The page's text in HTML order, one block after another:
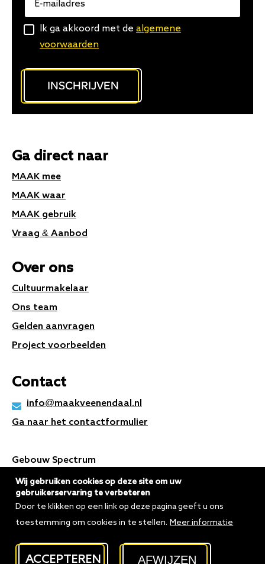
Algemene
voorwaarden
Ik ga akkoord met de algemene
voorwaarden
INSCHRIJVEN
Ga direct naar
MAAK mee
MAAK waar
MAAK gebruik
Vraag & Aanbod
Over ons
Cultuurmakelaar
Ons team
Gelden aanvragen
Project voorbeelden
Contact
info@maakveenendaal.nl
Ga naar het contactformulier
Gebouw Spectrum
Kees Stipplein 72
3901 TP Veenendaal
Copyright
Privacyverklaring
Cookie voorkeuren aanpassen
Gebouwd door
Wij gebruiken cookies op deze site om uw
gebruikerservaring te verbeteren
Door te klikken op een link op deze pagina geeft u ons
toestemming om cookies in te stellen. Meer informatie
ACCEPTEREN AFWIJZEN